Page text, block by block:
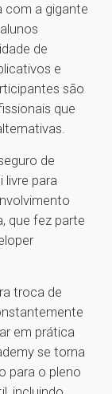
com a gigante
de
e
são
que
de
livre para
que fez parte
troca de
em prática
se torna
para o pleno